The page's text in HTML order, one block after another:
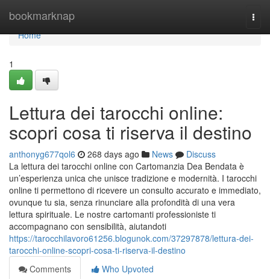
bookmarknap
Home
Home
1
Lettura dei tarocchi online:
scopri cosa ti riserva il destino
anthonyg677qol6 268 days ago News
Discuss
La lettura dei tarocchi online con Cartomanzia Dea Bendata è
un’esperienza unica che unisce tradizione e modernità. I tarocchi
online ti permettono di ricevere un consulto accurato e immediato,
ovunque tu sia, senza rinunciare alla profondità di una vera
lettura spirituale. Le nostre cartomanti professioniste ti
accompagnano con sensibilità, aiutandoti
https://tarocchilavoro61256.blogunok.com/37297878/lettura-dei-
tarocchi-online-scopri-cosa-ti-riserva-il-destino
Comments
Who Upvoted